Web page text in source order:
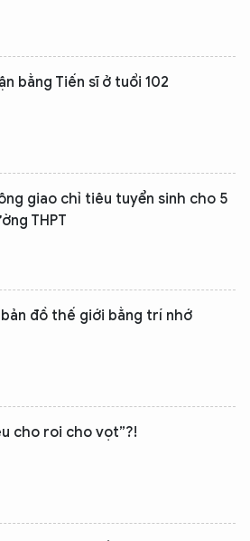
bằng Tiến sĩ ở tuổi 102
giao chỉ tiêu tuyển sinh cho 5
THPT
đồ thế giới bằng trí nhớ
cho roi cho vọt”?!